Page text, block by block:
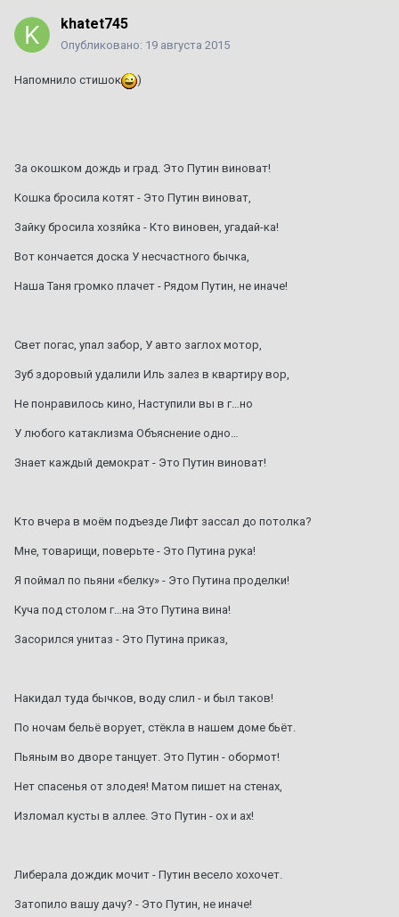
khatet745
Опубликовано: 19 августа 2015
Напомнило стишок )
За окошком дождь и град. Это Путин виноват!
Кошка бросила котят - Это Путин виноват,
Зайку бросила хозяйка - Кто виновен, угадай-ка!
Вот кончается доска У несчастного бычка,
Наша Таня громко плачет - Рядом Путин, не иначе!
Свет погас, упал забор, У авто заглох мотор,
Зуб здоровый удалили Иль залез в квартиру вор,
Не понравилось кино, Наступили вы в г…но
У любого катаклизма Объяснение одно…
Знает каждый демократ - Это Путин виноват!
Кто вчера в моём подъезде Лифт зассал до потолка?
Мне, товарищи, поверьте - Это Путина рука!
Я поймал по пьяни «белку» - Это Путина проделки!
Куча под столом г…на Это Путина вина!
Засорился унитаз - Это Путина приказ,
Накидал туда бычков, воду слил - и был таков!
По ночам бельё ворует, стёкла в нашем доме бьёт.
Пьяным во дворе танцует. Это Путин - обормот!
Нет спасенья от злодея! Матом пишет на стенах,
Изломал кусты в аллее. Это Путин - ох и ах!
Либерала дождик мочит - Путин весело хохочет.
Затопило вашу дачу? - Это Путин, не иначе!